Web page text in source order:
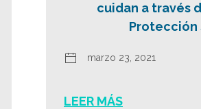
cuidan a través
Protección
marzo 23, 2021
LEER MÁS